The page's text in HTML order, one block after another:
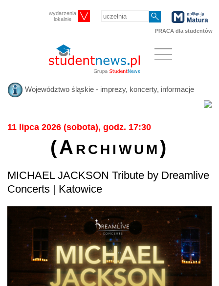
wydarzenia
lokalnie
PRACA dla studentów
Województwo śląskie - imprezy, koncerty, informacje
11 lipca 2026 (sobota), godz. 17:30
(Archiwum)
MICHAEL JACKSON Tribute by Dreamlive
Concerts | Katowice